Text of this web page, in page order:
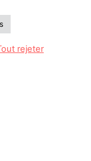
rejeter